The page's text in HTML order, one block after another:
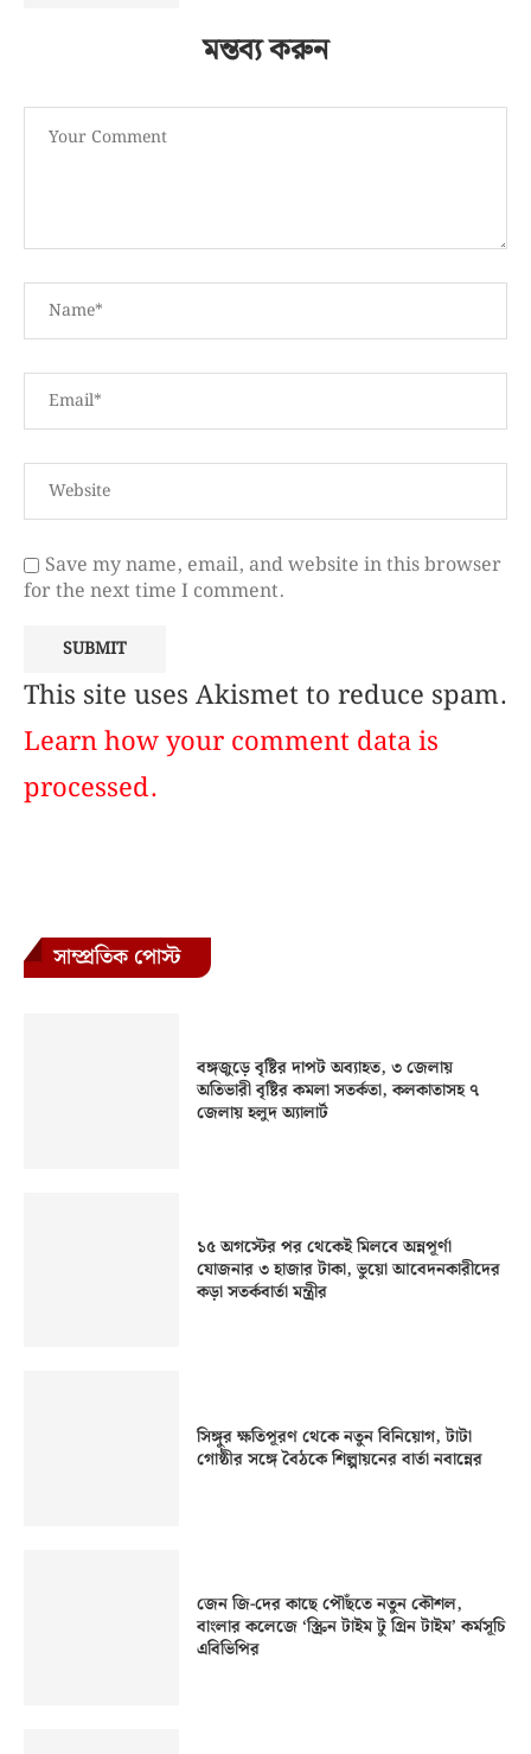
মন্তব্য করুন
Save my name, email, and website in this browser
for the next time I comment.
This site uses Akismet to reduce spam.
Learn how your comment data is
processed.
সাম্প্রতিক পোস্ট
বঙ্গজুড়ে বৃষ্টির দাপট অব্যাহত, ৩ জেলায়
অতিভারী বৃষ্টির কমলা সতর্কতা, কলকাতাসহ ৭
জেলায় হলুদ অ্যালার্ট
১৫ অগস্টের পর থেকেই মিলবে অন্নপূর্ণা
যোজনার ৩ হাজার টাকা, ভুয়ো আবেদনকারীদের
কড়া সতর্কবার্তা মন্ত্রীর
সিঙ্গুর ক্ষতিপূরণ থেকে নতুন বিনিয়োগ, টাটা
গোষ্ঠীর সঙ্গে বৈঠকে শিল্পায়নের বার্তা নবান্নের
জেন জি-দের কাছে পৌঁছতে নতুন কৌশল,
বাংলার কলেজে ‘স্ক্রিন টাইম টু গ্রিন টাইম’ কর্মসূচি
এবিভিপির